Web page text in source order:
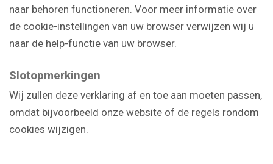
naar behoren functioneren. Voor meer informatie over
de cookie-instellingen van uw browser verwijzen wij u
naar de help-functie van uw browser.
Slotopmerkingen
Wij zullen deze verklaring af en toe aan moeten passen,
omdat bijvoorbeeld onze website of de regels rondom
cookies wijzigen.